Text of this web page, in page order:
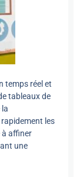
temps réel et
tableaux de
la
les
à affiner
une